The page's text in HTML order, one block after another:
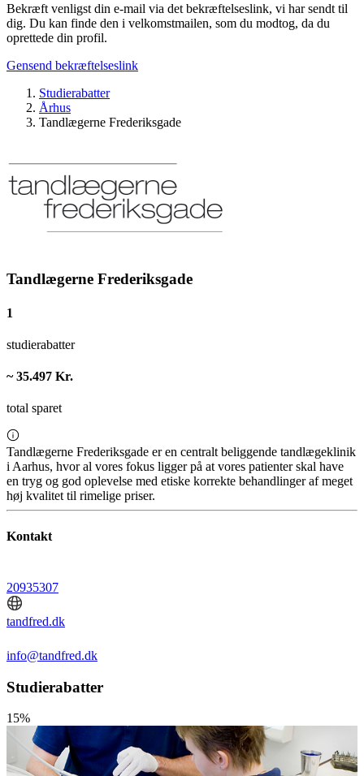
Bekræft venligst din e-mail via det bekræftelseslink, vi har sendt til
dig. Du kan finde den i velkomstmailen, som du modtog, da du
oprettede din profil.
Gensend bekræftelseslink
Studierabatter
Århus
Tandlægerne Frederiksgade
Tandlægerne Frederiksgade
1
studierabatter
~ 35.497 Kr.
total sparet
Tandlægerne Frederiksgade er en centralt beliggende tandlægeklinik
i Aarhus, hvor al vores fokus ligger på at vores patienter skal have
en tryg og god oplevelse med etiske korrekte behandlinger af meget
høj kvalitet til rimelige priser.
Kontakt
20935307
tandfred.dk
info@tandfred.dk
Studierabatter
15%